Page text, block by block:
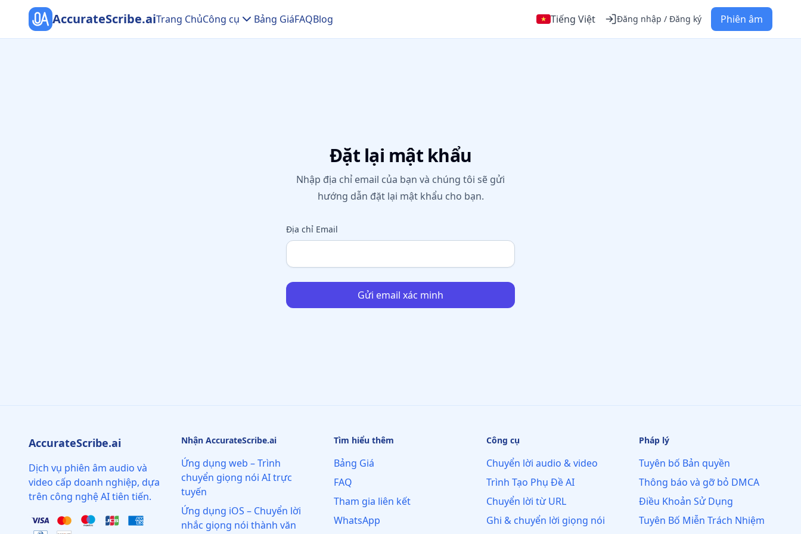
AccurateScribe.aiTrang ChủCông cụ Bảng GiáFAQBlog Tiếng Việt Đăng nhập / Đăng ký Phiên âm
Đặt lại mật khẩu
Nhập địa chỉ email của bạn và chúng tôi sẽ gửi
hướng dẫn đặt lại mật khẩu cho bạn.
Địa chỉ Email
Gửi email xác minh
AccurateScribe.ai
Dịch vụ phiên âm audio và
video cấp doanh nghiệp, dựa
trên công nghệ AI tiên tiến.
Nhận AccurateScribe.ai
Ứng dụng web – Trình
chuyển giọng nói AI trực
tuyến
Ứng dụng iOS – Chuyển lời
nhắc giọng nói thành văn
Tìm hiểu thêm
Bảng Giá
FAQ
Tham gia liên kết
WhatsApp
Công cụ
Chuyển lời audio & video
Trình Tạo Phụ Đề AI
Chuyển lời từ URL
Ghi & chuyển lời giọng nói
Pháp lý
Tuyên bố Bản quyền
Thông báo và gỡ bỏ DMCA
Điều Khoản Sử Dụng
Tuyên Bố Miễn Trách Nhiệm